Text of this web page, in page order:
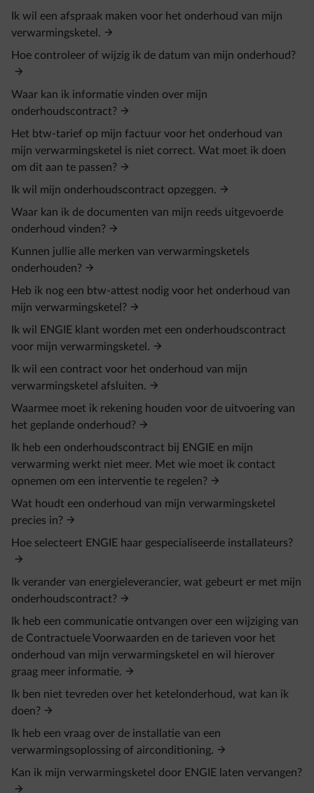
Ik wil een afspraak maken voor het onderhoud van mijn
verwarmingsketel.
Hoe controleer of wijzig ik de datum van mijn onderhoud?
Waar kan ik informatie vinden over mijn
onderhoudscontract?
Het btw-tarief op mijn factuur voor het onderhoud van
mijn verwarmingsketel is niet correct. Wat moet ik doen
om dit aan te passen?
Ik wil mijn onderhoudscontract opzeggen.
Waar kan ik de documenten van mijn reeds uitgevoerde
onderhoud vinden?
Kunnen jullie alle merken van verwarmingsketels
onderhouden?
Heb ik nog een btw-attest nodig voor het onderhoud van
mijn verwarmingsketel?
Ik wil ENGIE klant worden met een onderhoudscontract
voor mijn verwarmingsketel.
Ik wil een contract voor het onderhoud van mijn
verwarmingsketel afsluiten.
Waarmee moet ik rekening houden voor de uitvoering van
het geplande onderhoud?
Ik heb een onderhoudscontract bij ENGIE en mijn
verwarming werkt niet meer. Met wie moet ik contact
opnemen om een interventie te regelen?
Wat houdt een onderhoud van mijn verwarmingsketel
precies in?
Hoe selecteert ENGIE haar gespecialiseerde installateurs?
Ik verander van energieleverancier, wat gebeurt er met mijn
onderhoudscontract?
Ik heb een communicatie ontvangen over een wijziging van
de Contractuele Voorwaarden en de tarieven voor het
onderhoud van mijn verwarmingsketel en wil hierover
graag meer informatie.
Ik ben niet tevreden over het ketelonderhoud, wat kan ik
doen?
Ik heb een vraag over de installatie van een
verwarmingsoplossing of airconditioning.
Kan ik mijn verwarmingsketel door ENGIE laten vervangen?